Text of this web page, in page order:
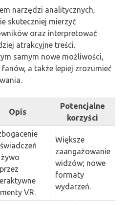
narzędzi analitycznych,
skuteczniej mierzyć
oraz interpretować
atrakcyjne treści.
samym nowe możliwości,
a także lepiej zrozumieć
Opis
Potencjalne
korzyści
VR.
Większe
zaangażowanie
widzów; nowe
formaty
wydarzeń.